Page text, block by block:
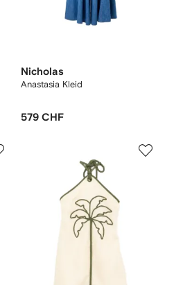
Nicholas
Anastasia Kleid
579 CHF